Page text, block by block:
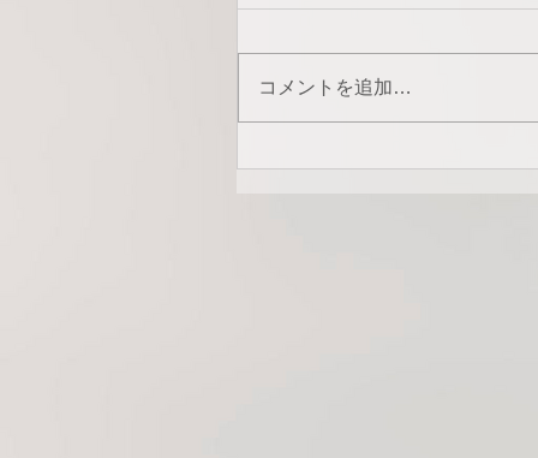
コメントを追加…